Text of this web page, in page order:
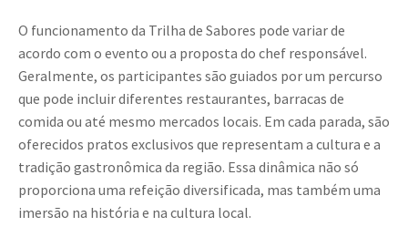
O funcionamento da Trilha de Sabores pode variar de
acordo com o evento ou a proposta do chef responsável.
Geralmente, os participantes são guiados por um percurso
que pode incluir diferentes restaurantes, barracas de
comida ou até mesmo mercados locais. Em cada parada, são
oferecidos pratos exclusivos que representam a cultura e a
tradição gastronômica da região. Essa dinâmica não só
proporciona uma refeição diversificada, mas também uma
imersão na história e na cultura local.